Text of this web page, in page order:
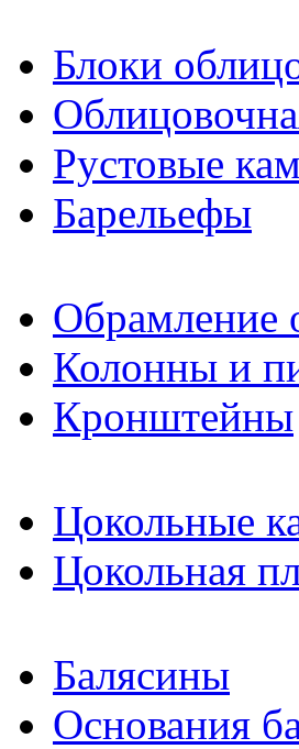
Блоки
Рустовые
Барельефы
Обрамление
Колонны и
Кронштейны
Цокольные
Цокольная
Балясины
Основания